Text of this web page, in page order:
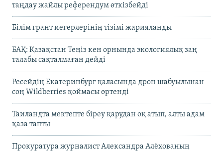
таңдау жайлы референдум өткізбейді
Білім грант иегерлерінің тізімі жарияланды
БАҚ: Қазақстан Теңіз кен орнында экологиялық заң
талабы сақталмаған дейді
Ресейдің Екатеринбург қаласында дрон шабуылынан
соң Wildberries қоймасы өртенді
Таиландта мектепте біреу қарудан оқ атып, алты адам
қаза тапты
Прокуратура журналист Александра Алёхованың